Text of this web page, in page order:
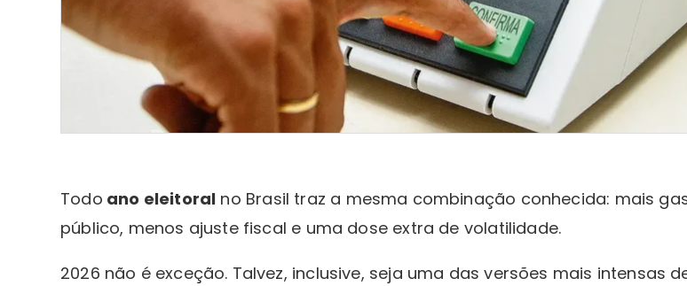
Todo ano eleitoral no Brasil traz a mesma combinação conhecida: mais
público, menos ajuste fiscal e uma dose extra de volatilidade.
2026 não é exceção. Talvez, inclusive, seja uma das versões mais intensas